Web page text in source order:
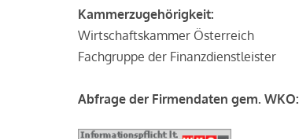
Kammerzugehörigkeit:
Wirtschaftskammer Österreich
Fachgruppe der Finanzdienstleister
Abfrage der Firmendaten gem. WKO: